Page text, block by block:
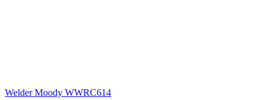
Welder Moody WWRC614